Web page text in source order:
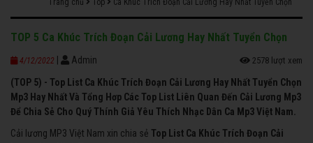
Trang chủ Top Ca Khúc Trích Đoạn Cải Lương Hay Nhất Tuyển Chọn
TOP 5 Ca Khúc Trích Đoạn Cải Lương Hay Nhất Tuyển Chọn
4/12/2022 Admin 2578 lượt xem
(TOP 5) - Top List Ca Khúc Trích Đoạn Cải Lương Hay Nhất Tuyển Chọn
Mp3 Hay Nhất Và Tổng Hơp Các Top List Liên Quan Đến Cải Lương Mp3
Để Chia Sẻ Cho Quý Thính Giả Yêu Thích Nhạc Dân Ca Mp3 Việt Nam.
Cải lương MP3 Việt Nam xin chia sẻ Top List Ca Khúc Trích Đoạn Cải